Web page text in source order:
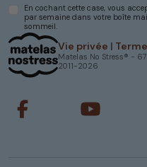
Vie privée |
Matelas No Stress® -
2011-2026
En cochant cette case, vous
par semaine dans votre boîte
sommeil.